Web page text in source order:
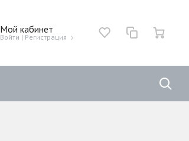
Мой кабинет
Войти | Регистрация